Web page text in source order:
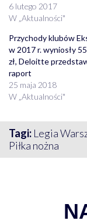
6 lutego 2017
W „Aktualności"
Przychody klubów
w 2017 r. wyniosły
zł, Deloitte
raport
25 maja 2018
W „Aktualności"
Tagi: Legia
Piłka nożna